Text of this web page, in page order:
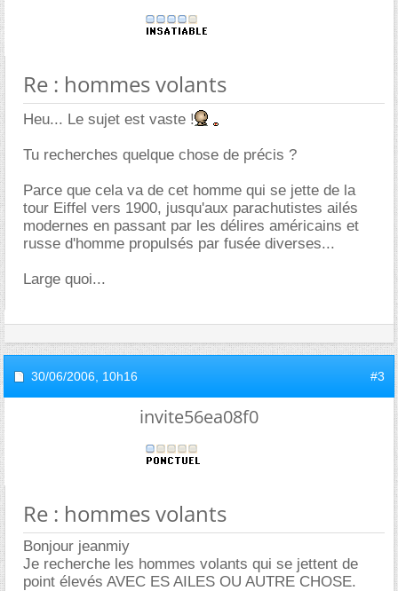
Re : hommes volants
Heu... Le sujet est vaste !
Tu recherches quelque chose de précis ?
Parce que cela va de cet homme qui se jette de la
tour Eiffel vers 1900, jusqu'aux parachutistes ailés
modernes en passant par les délires américains et
russe d'homme propulsés par fusée diverses...
Large quoi...
30/06/2006, 10h16 #3
invite56ea08f0
Re : hommes volants
Bonjour jeanmiy
Je recherche les hommes volants qui se jettent de
point élevés AVEC ES AILES OU AUTRE CHOSE.